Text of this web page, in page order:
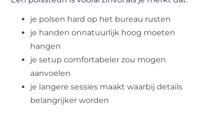
je polsen hard op het bureau rusten
je handen onnatuurlijk hoog moeten
hangen
je setup comfortabeler zou mogen
aanvoelen
je langere sessies maakt waarbij details
belangrijker worden